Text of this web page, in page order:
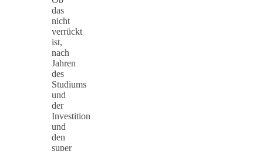
das
nicht
verrückt
ist,
nach
Jahren
des
Studiums
und
der
Investition
und
den
super